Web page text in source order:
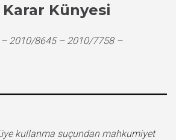
Karar Künyesi
– 2010/8645 – 2010/7758 –
kullanma suçundan mahkumiyet